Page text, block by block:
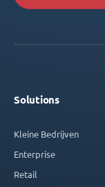
Solutions
Kleine Bedrijven
Enterprise
Retail